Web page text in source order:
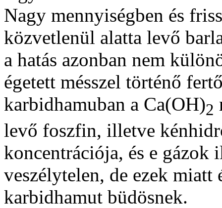
Nagy mennyiségben és
közvetlenül alatta levő
a hatás azonban nem
égetett mésszel történő
karbidhamuban a Ca(OH)2
levő foszfin, illetve
koncentrációja, és e gázok
veszélytelen, de ezek miatt
karbidhamut büdösnek.